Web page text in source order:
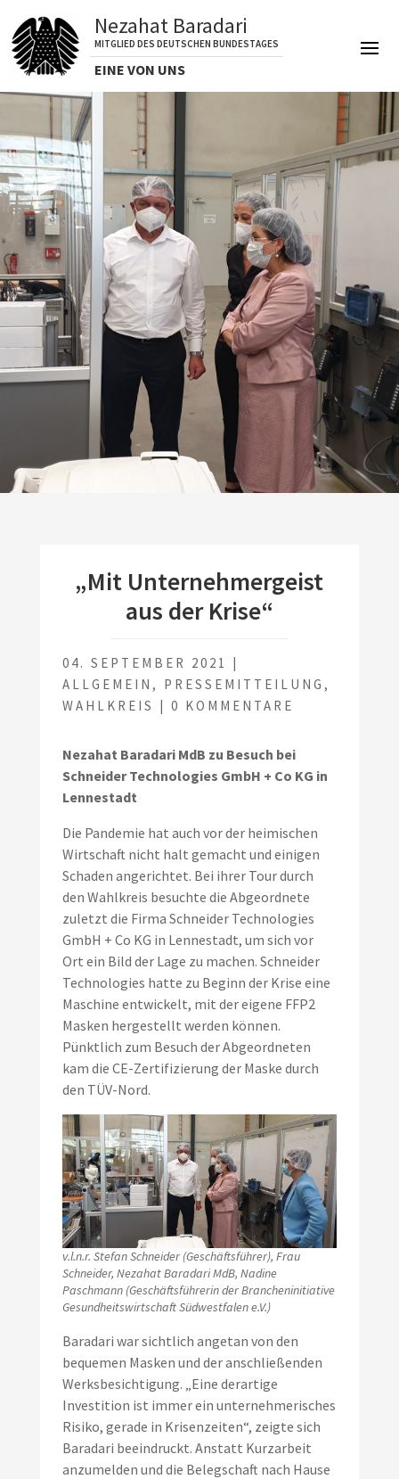
Nezahat Baradari
MITGLIED DES DEUTSCHEN BUNDESTAGES
EINE VON UNS
„Mit Unternehmergeist
aus der Krise“
04. SEPTEMBER 2021 |
ALLGEMEIN , PRESSEMITTEILUNG ,
WAHLKREIS | 0 KOMMENTARE
Nezahat Baradari MdB zu Besuch bei
Schneider Technologies GmbH + Co KG in
Lennestadt
Die Pandemie hat auch vor der heimischen
Wirtschaft nicht halt gemacht und einigen
Schaden angerichtet. Bei ihrer Tour durch
den Wahlkreis besuchte die Abgeordnete
zuletzt die Firma Schneider Technologies
GmbH + Co KG in Lennestadt, um sich vor
Ort ein Bild der Lage zu machen. Schneider
Technologies hatte zu Beginn der Krise eine
Maschine entwickelt, mit der eigene FFP2
Masken hergestellt werden können.
Pünktlich zum Besuch der Abgeordneten
kam die CE-Zertifizierung der Maske durch
den TÜV-Nord.
v.l.n.r. Stefan Schneider (Geschäftsführer), Frau
Schneider, Nezahat Baradari MdB, Nadine
Paschmann (Geschäftsführerin der Brancheninitiative
Gesundheitswirtschaft Südwestfalen e.V.)
Baradari war sichtlich angetan von den
bequemen Masken und der anschließenden
Werksbesichtigung. „Eine derartige
Investition ist immer ein unternehmerisches
Risiko, gerade in Krisenzeiten“, zeigte sich
Baradari beeindruckt. Anstatt Kurzarbeit
anzumelden und die Belegschaft nach Hause